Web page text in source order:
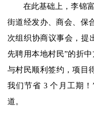
在此基础上，李锦
街道经发办、商会、保
次组织协商议事会，提
先聘用本地村民”的折
与村民顺利签约，项目
我们节省 3 个月工期
道。